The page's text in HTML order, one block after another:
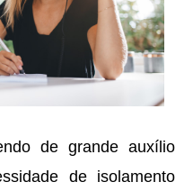
de grande auxílio
de isolamento